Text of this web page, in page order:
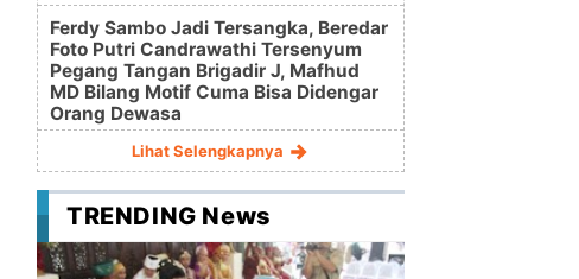
Ferdy Sambo Jadi Tersangka, Beredar
Foto Putri Candrawathi Tersenyum
Pegang Tangan Brigadir J, Mafhud
MD Bilang Motif Cuma Bisa Didengar
Orang Dewasa
Lihat Selengkapnya
TRENDING News